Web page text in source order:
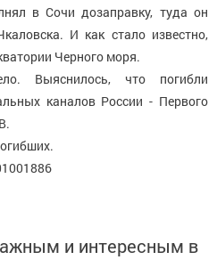
в Сочи дозаправку, туда он
И как стало известно,
Черного моря.
Выяснилось, что погибли
каналов России - Первого
и интересным в